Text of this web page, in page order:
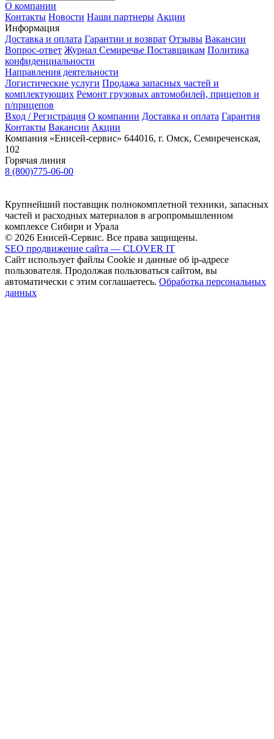
О компании
Контакты Новости Наши партнеры Акции
Информация
Доставка и оплата Гарантии и возврат Отзывы Вакансии
Вопрос-ответ Журнал Семиречье Поставщикам Политика
конфиденциальности
Направления деятельности
Логистические услуги Продажа запасных частей и
комплектующих Ремонт грузовых автомобилей, прицепов и
п/прицепов
Вход / Регистрация О компании Доставка и оплата Гарантия
Контакты Вакансии Акции
Компания «Енисей-сервис» 644016, г. Омск, Семиреченская,
102
Горячая линия
8 (800)775-06-00
Крупнейший поставщик полнокомплетной техники, запасных
частей и расходных материалов в агропромышленном
комплексе Сибири и Урала
© 2026 Енисей-Сервис. Все права защищены.
SEO продвижение сайта — CLOVER IT
Сайт использует файлы Cookie и данные об ip-адресе
пользователя. Продолжая пользоваться сайтом, вы
автоматически с этим соглашаетесь. Обработка персональных
данных